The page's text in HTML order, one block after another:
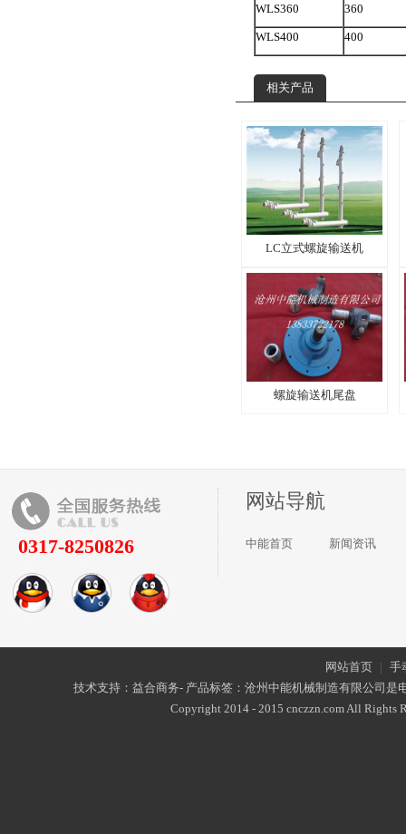
WLS360 360
WLS400 400
相关产品
LC立式螺旋输送机
螺旋输送机尾盘
0317-8250826
网站导航
中能首页 新闻资讯
网站首页 | 手
技术支持：益合商务- 产品标签：沧州中能机械制造有限公司是
Copyright 2014 - 2015 cnczzn.com All Rights